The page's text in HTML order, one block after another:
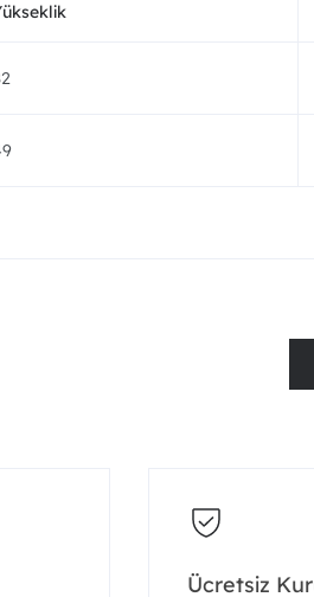
Ücretsiz